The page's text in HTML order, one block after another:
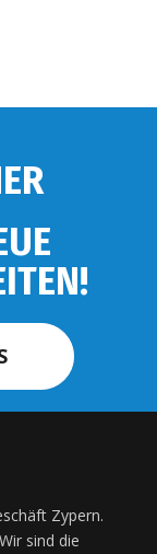
Zypern.
sind die